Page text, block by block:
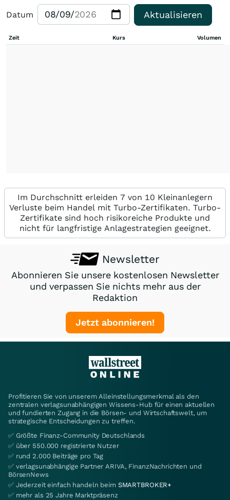
Datum Aktualisieren
Zeit Kurs Volumen
Im Durchschnitt erleiden 7 von 10 Kleinanlegern
Verluste beim Handel mit Turbo-Zertifikaten. Turbo-
Zertifikate sind hoch risikoreiche Produkte und
nicht für langfristige Anlagestrategien geeignet.
Newsletter
Abonnieren Sie unsere kostenlosen Newsletter
und verpassen Sie nichts mehr aus der
Redaktion
Jetzt abonnieren!
Profitieren Sie von unserem Alleinstellungsmerkmal als den
zentralen verlagsunabhängigen Wissens-Hub für einen aktuellen
und fundierten Zugang in die Börsen- und Wirtschaftswelt, um
strategische Entscheidungen zu treffen.
✅ Größte Finanz-Community Deutschlands
✅ über 550.000 registrierte Nutzer
✅ rund 2.000 Beiträge pro Tag
✅ verlagsunabhängige Partner ARIVA, FinanzNachrichten und
BörsenNews
✅ Jederzeit einfach handeln beim SMARTBROKER+
✅ mehr als 25 Jahre Marktpräsenz